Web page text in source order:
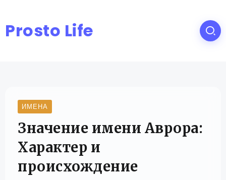
Prosto Life
ИМЕНА
Значение имени Аврора:
Характер и
происхождение